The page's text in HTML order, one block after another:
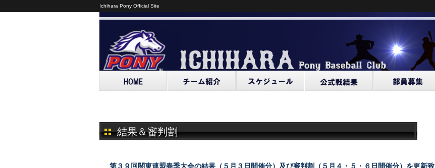
Ichihara Pony Official Site
結果＆審判割
第３９回関東連盟春季大会の結果（５月３日開催分）及び審判割（５月４・５・６日開催分）を更新致